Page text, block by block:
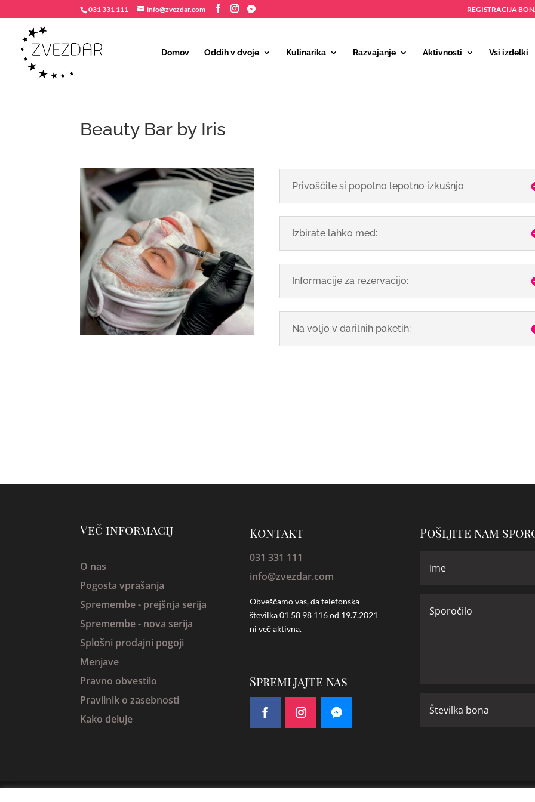
031 331 111 info@zvezdar.com REGISTRACIJA
Domov Oddih v dvoje Kulinarika Razvajanje Aktivnosti Vsi izdelki
Beauty Bar by Iris
Privoščite si popolno lepotno izkušnjo
Izbirate lahko med:
Informacije za rezervacijo:
Na voljo v darilnih paketih:
Več informacij
O nas
Pogosta vprašanja
Spremembe - prejšnja serija
Spremembe - nova serija
Splošni prodajni pogoji
Menjave
Pravno obvestilo
Pravilnik o zasebnosti
Kako deluje
Kontakt
031 331 111
info@zvezdar.com
Obveščamo vas, da telefonska
številka01 58 98 116 od 19.7.2021
ni več aktivna.
Spremljajte nas
Pošljite nam